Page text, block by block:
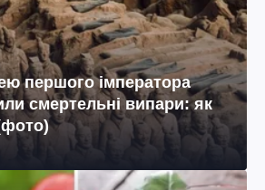
першого імператора
смертельні випари: як